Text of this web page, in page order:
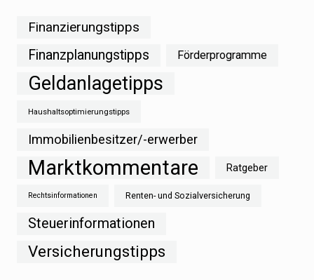
Finanzierungstipps
Finanzplanungstipps
Förderprogramme
Geldanlagetipps
Haushaltsoptimierungstipps
Immobilienbesitzer/-erwerber
Marktkommentare Ratgeber
Rechtsinformationen Renten- und Sozialversicherung
Steuerinformationen
Versicherungstipps